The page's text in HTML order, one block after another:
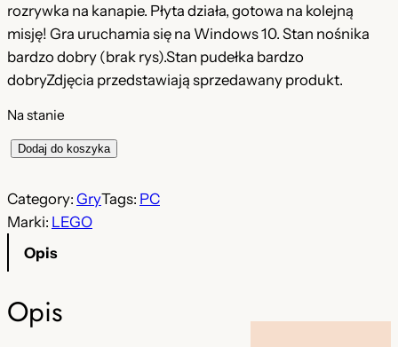
rozrywka na kanapie. Płyta działa, gotowa na kolejną
misję! Gra uruchamia się na Windows 10. Stan nośnika
bardzo dobry (brak rys).Stan pudełka bardzo
dobryZdjęcia przedstawiają sprzedawany produkt.
Na stanie
o
ś
G
Dodaj do koszyka
Category: GryTags: PC
Marki: LEGO
Opis
Opis